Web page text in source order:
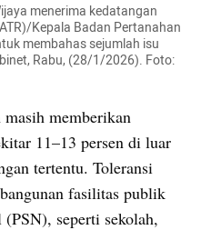
menerima kedatangan
Kepala Badan Pertanahan
membahas sejumlah isu
Rabu, (28/1/2026). Foto:
memberikan
11–13 persen di luar
tertentu. Toleransi
fasilitas publik
seperti sekolah,